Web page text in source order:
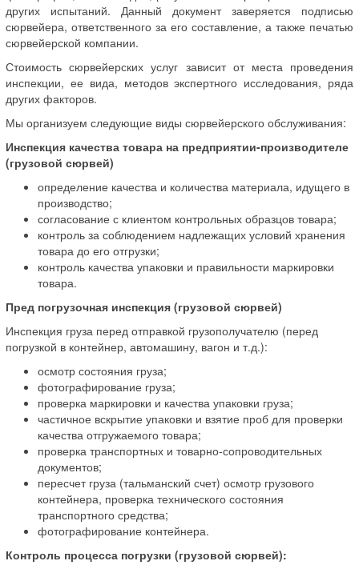
других испытаний. Данный документ заверяется подписью
сюрвейера, ответственного за его составление, а также печатью
сюрвейерской компании.
Стоимость сюрвейерских услуг зависит от места проведения
инспекции, ее вида, методов экспертного исследования, ряда
других факторов.
Мы организуем следующие виды сюрвейерского обслуживания:
Инспекция качества товара на предприятии-производителе
(грузовой сюрвей)
определение качества и количества материала, идущего в
производство;
согласование с клиентом контрольных образцов товара;
контроль за соблюдением надлежащих условий хранения
товара до его отгрузки;
контроль качества упаковки и правильности маркировки
товара.
Пред погрузочная инспекция (грузовой сюрвей)
Инспекция груза перед отправкой грузополучателю (перед
погрузкой в контейнер, автомашину, вагон и т.д.):
осмотр состояния груза;
фотографирование груза;
проверка маркировки и качества упаковки груза;
частичное вскрытие упаковки и взятие проб для проверки
качества отгружаемого товара;
проверка транспортных и товарно-сопроводительных
документов;
пересчет груза (тальманский счет) осмотр грузового
контейнера, проверка технического состояния
транспортного средства;
фотографирование контейнера.
Контроль процесса погрузки (грузовой сюрвей):